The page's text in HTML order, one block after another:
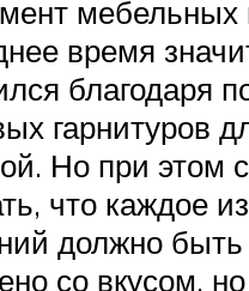
мебельных
время
благодаря
гарнитуров
Но при этом
что каждое из
должно быть
со вкусом,